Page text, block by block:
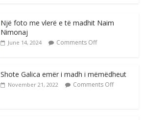
Një foto me vlerë e të madhit Naim
Nimonaj
June 14, 2024 Comments Off
Shote Galica emër i madh i mëmëdheut
November 21, 2022 Comments Off